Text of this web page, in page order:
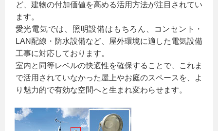
ど、建物の付加価値を高める活用方法が注目されてい
ます。
愛光電気では、照明設備はもちろん、コンセント・
LAN配線・防水設備など、屋外環境に適した電気設備
工事に対応しております。
室内と同等レベルの快適性を確保することで、これま
で活用されていなかった屋上やお庭のスペースを、よ
り魅力的で有効な空間へと生まれ変わらせます。